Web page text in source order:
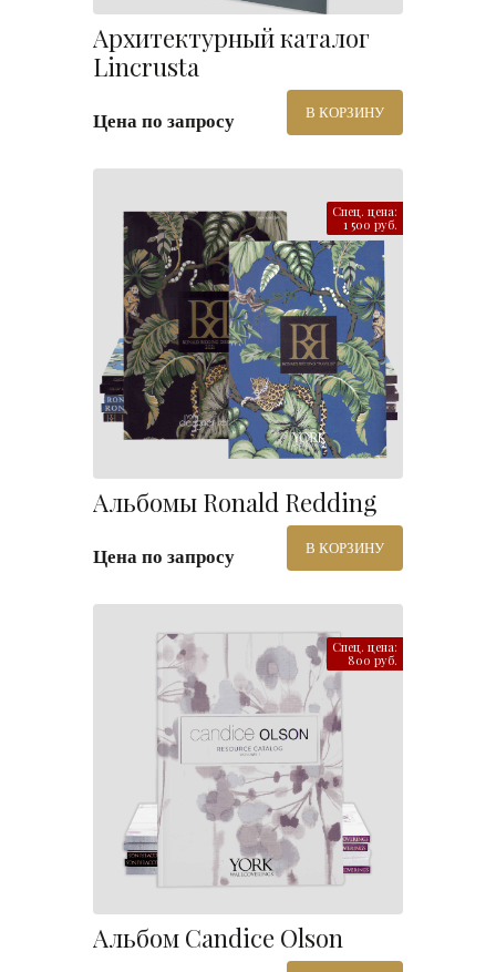
Архитектурный каталог
Lincrusta
Цена по запросу В КОРЗИНУ
Спец. цена:
1 500 руб.
Альбомы Ronald Redding
Цена по запросу В КОРЗИНУ
Спец. цена:
800 руб.
Альбом Candice Olson